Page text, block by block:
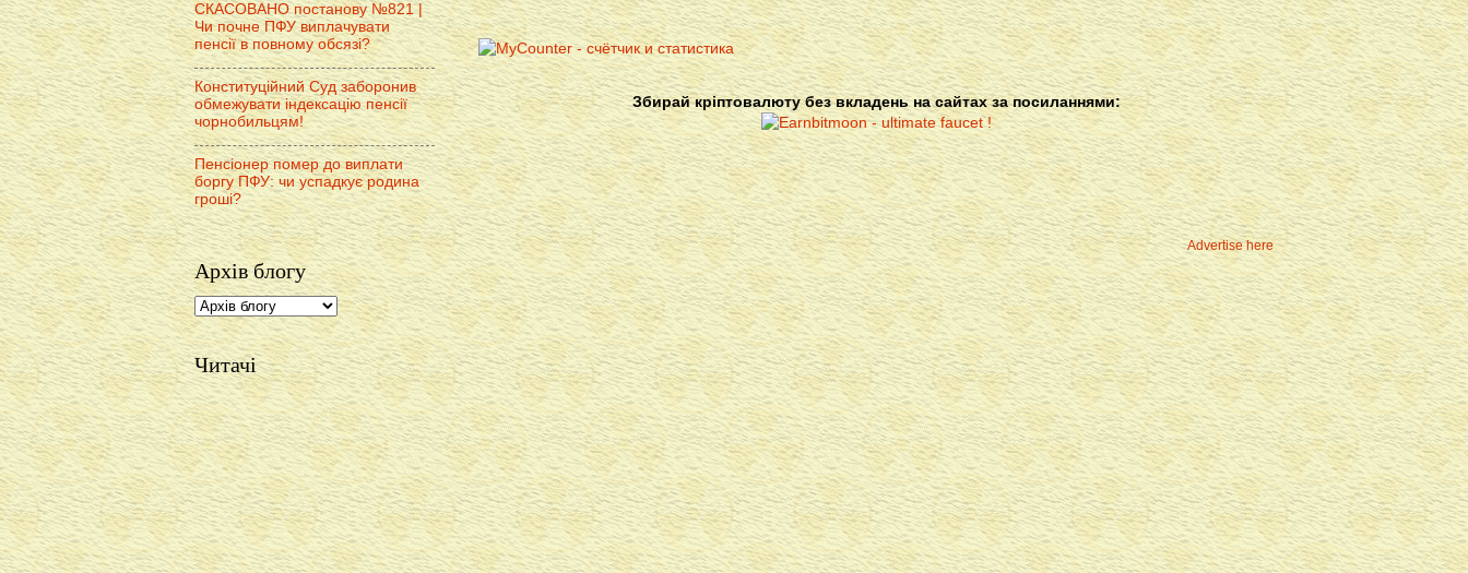
Збирай кріптовалюту без вкладень на сайтах за посиланнями:
Advertise here
СКАСОВАНО постанову №821 |
Чи почне ПФУ виплачувати
пенсії в повному обсязі?
Конституційний Суд заборонив
обмежувати індексацію пенсії
чорнобильцям!
Пенсіонер помер до виплати
боргу ПФУ: чи успадкує родина
гроші?
Архів блогу
Читачі